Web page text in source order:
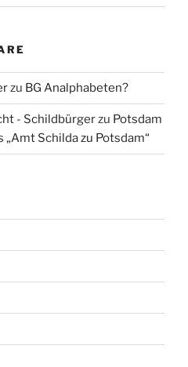
zu BG Analphabeten?
- Schildbürgerzu Potsdam
Schilda zu Potsdam“